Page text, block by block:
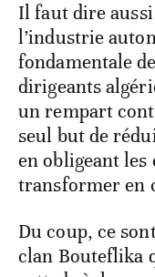
Il faut dire
l’industrie
fondamentale
dirigeants
un rempart
seul but de
en obligeant les
transformer en
Du coup, ce
clan Bouteflika